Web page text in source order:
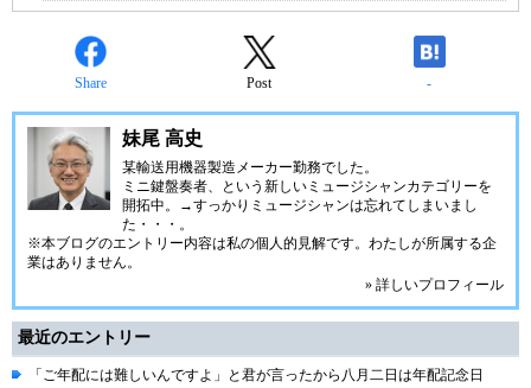
Share Post -
妹尾 高史
某輸送用機器製造メーカー勤務でした。
ミニ鍵盤奏者、という新しいミュージシャンカテゴリーを
開拓中。→すっかりミュージシャンは忘れてしまいまし
た・・・。
※本ブログのエントリー内容は私の個人的見解です。わたしが所属する企
業はありません。
» 詳しいプロフィール
最近のエントリー
「ご年配には難しいんですよ」と君が言ったから八月二日は年配記念日